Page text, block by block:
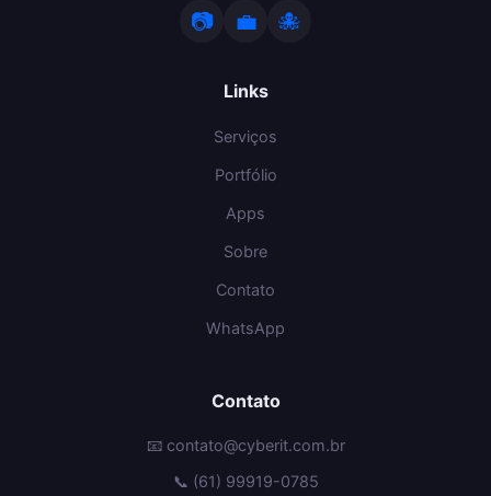
📷 💼 🐙
Links
Serviços
Portfólio
Apps
Sobre
Contato
WhatsApp
Contato
📧 contato@cyberit.com.br
📞 (61) 99919-0785